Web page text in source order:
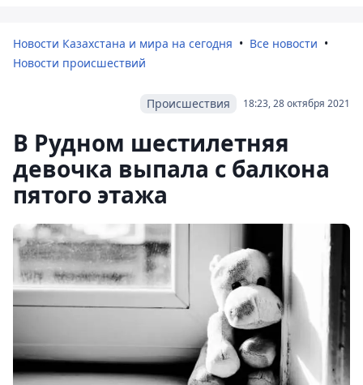
Новости Казахстана и мира на сегодня
Все новости
Новости происшествий
18:23, 28 октября 2021
Происшествия
В Рудном шестилетняя
девочка выпала с балкона
пятого этажа